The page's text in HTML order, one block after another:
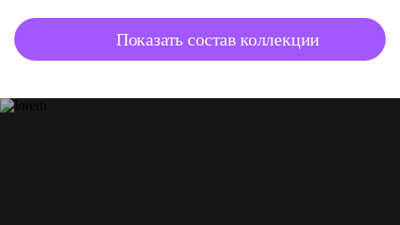
Показать состав коллекции